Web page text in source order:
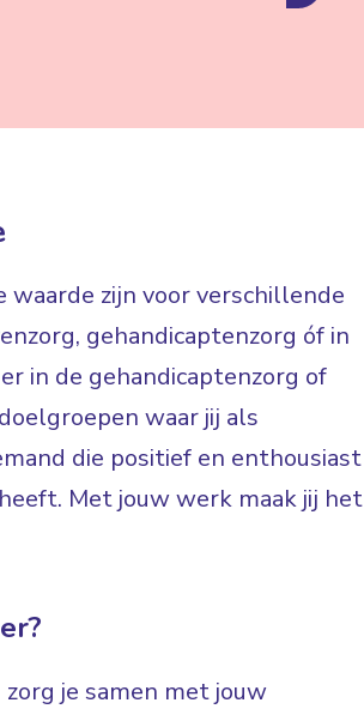
waarde zijn voor verschillende
gehandicaptenzorg óf in
in de gehandicaptenzorg of
waar jij als
die positief en enthousiast
Met jouw werk maak jij het
je samen met jouw